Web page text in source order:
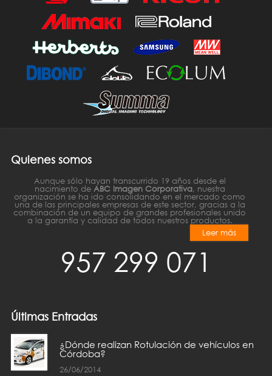
Quienes somos
Aunque sólo hayan transcurrido 19 años desde el
nacimiento de ABC Imagen Corporativa, nuestra
organización se ha ido consolidando en el mercado como
una de las principales empresas de este sector, gracias a la
combinación de un equipo de grandes profesionales unido
a la garantía y calidad de todos nuestros productos.
Leer más
957 299 071
Últimas Entradas
¿Dónde realizan Rotulación de vehículos en
Córdoba?
26/06/2014